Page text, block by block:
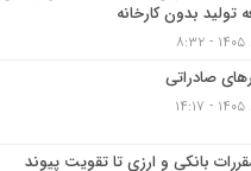
تولید بدون کارخانه
صادراتی
بانکی و ارزی تا تقویت پیوند